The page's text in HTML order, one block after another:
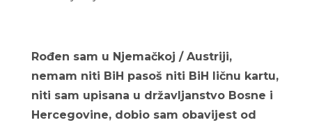
Rođen sam u Njemačkoj / Austriji,
nemam niti BiH pasoš niti BiH ličnu kartu,
niti sam upisana u državljanstvo Bosne i
Hercegovine, dobio sam obavijest od